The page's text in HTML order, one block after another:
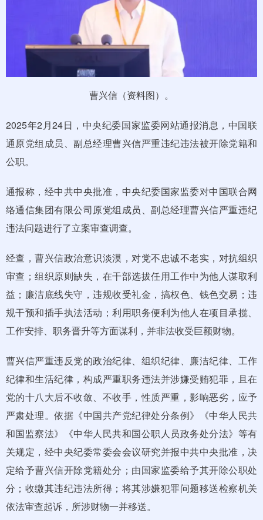
曹兴信（资料图）。
2025年2月24日，中央纪委国家监委网站通报消息，中国联
通原党组成员、副总经理曹兴信严重违纪违法被开除党籍和
公职。
通报称，经中共中央批准，中央纪委国家监委对中国联合网
络通信集团有限公司原党组成员、副总经理曹兴信严重违纪
违法问题进行了立案审查调查。
经查，曹兴信政治意识淡漠，对党不忠诚不老实，对抗组织
审查；组织原则缺失，在干部选拔任用工作中为他人谋取利
益；廉洁底线失守，违规收受礼金，搞权色、钱色交易；违
规干预和插手执法活动；利用职务便利为他人在项目承揽、
工作安排、职务晋升等方面谋利，并非法收受巨额财物。
曹兴信严重违反党的政治纪律、组织纪律、廉洁纪律、工作
纪律和生活纪律，构成严重职务违法并涉嫌受贿犯罪，且在
党的十八大后不收敛、不收手，性质严重，影响恶劣，应予
严肃处理。依据《中国共产党纪律处分条例》《中华人民共
和国监察法》《中华人民共和国公职人员政务处分法》等有
关规定，经中央纪委常委会会议研究并报中共中央批准，决
定给予曹兴信开除党籍处分；由国家监委给予其开除公职处
分；收缴其违纪违法所得；将其涉嫌犯罪问题移送检察机关
依法审查起诉，所涉财物一并移送。